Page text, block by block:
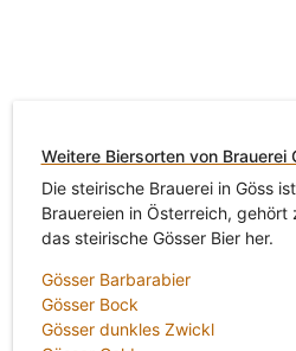
Weitere Biersorten von Brauerei
Die steirische Brauerei in Göss
Brauereien in Österreich, gehört
das steirische Gösser Bier her.
Gösser Barbarabier
Gösser Bock
Gösser dunkles Zwickl